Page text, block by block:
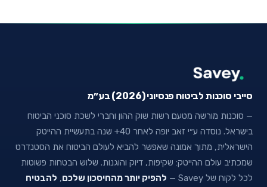
סייבי סוכנות לביטוח פנסיוני (2026) בע״מ
— סוכנות מורשה מטעם רשות שוק ההון וחברי לשכת סוכני הביטוח
בישראל. נוסדה ע״י זאב יופה לאחר 40+ שנה בתעשיית ההייטק
הישראלית, מתוך אמונה שאפשר להביא לעולם הביטוח את הסטנדרט
שמכתיב עולם ההייטק: שקיפות, דיוק והוגנות. שלוש הבטחות פשוטות
לכל לקוח של Savey —
להפיק יותר מהחיסכון שלכם, להבטיח